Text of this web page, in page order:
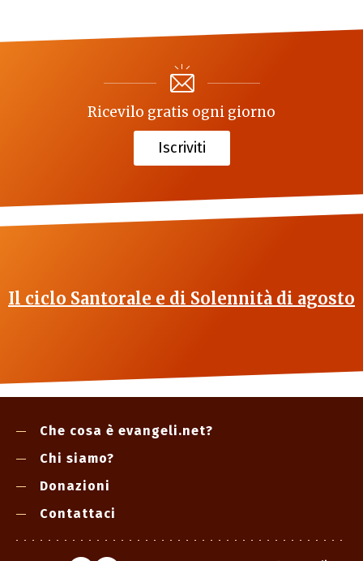
Ricevilo gratis ogni giorno
Iscriviti
Il ciclo Santorale e di Solennità di agosto
Che cosa è evangeli.net?
Chi siamo?
Donazioni
Contattaci